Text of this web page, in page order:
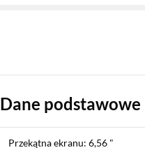
Dane podstawowe
Przekątna ekranu: 6,56 "